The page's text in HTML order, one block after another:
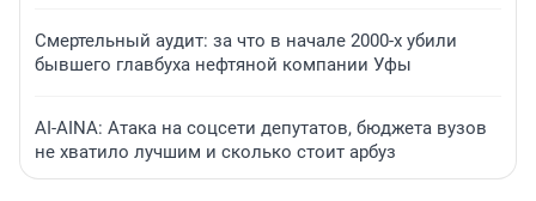
Смертельный аудит: за что в начале 2000-х убили
бывшего главбуха нефтяной компании Уфы
AI-AINA: Атака на соцсети депутатов, бюджета вузов
не хватило лучшим и сколько стоит арбуз